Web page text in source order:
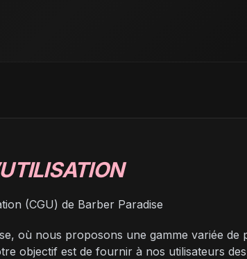
(CGU) de Barber Paradise
où nous proposons une gamme variée
objectif est de fournir à nos utilisateurs